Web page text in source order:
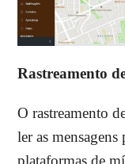
Rastreamento
O rastreamento
ler as